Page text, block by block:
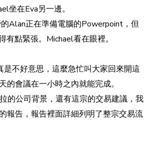
坐在Eva另一邊。
Alan正在準備電腦的Powerpoint，但
有點緊張。Michael看在眼裡。
是不好意思，這麼急忙叫大家回來開這
的會議在一小時之內就能完成。
的公司背景，還有這宗的交易建議，我
報告，報告裡面詳細列明了整宗交易流